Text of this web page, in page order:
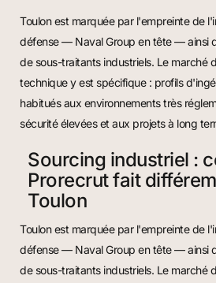
Toulon est marquée par l'empreinte de
défense — Naval Group en tête — ainsi
de sous-traitants industriels. Le marché
technique y est spécifique : profils
habitués aux environnements très
sécurité élevées et aux projets à long
Sourcing industriel :
Prorecrut fait
Toulon
Toulon est marquée par l'empreinte de
défense — Naval Group en tête — ainsi
de sous-traitants industriels. Le marché